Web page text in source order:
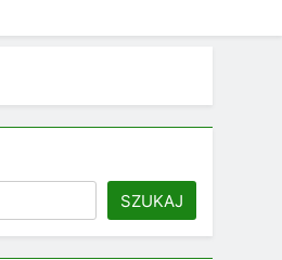
SZUKAJ